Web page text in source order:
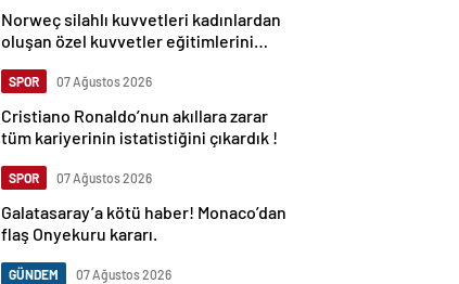
Norweç silahlı kuvvetleri kadınlardan
oluşan özel kuvvetler eğitimlerini
SPOR 07 Ağustos 2026
Cristiano Ronaldo’nun akıllara zarar
tüm kariyerinin istatistiğini çıkardık !
SPOR 07 Ağustos 2026
Galatasaray’a kötü haber! Monaco’dan
flaş Onyekuru kararı.
GÜNDEM 07 Ağustos 2026